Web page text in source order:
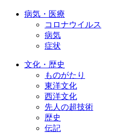
病気・医療
コロナウイルス
病気
症状
文化・歴史
ものがたり
東洋文化
西洋文化
先人の超技術
歴史
伝記